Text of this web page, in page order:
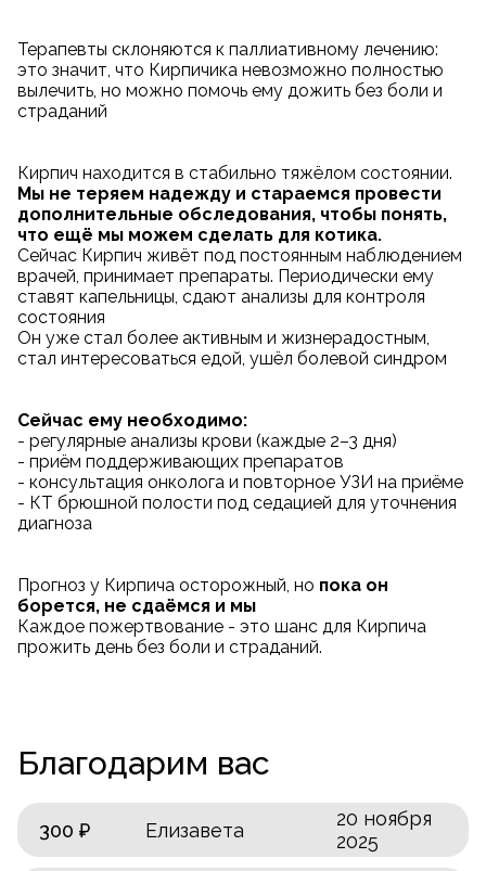
Терапевты склоняются к паллиативному лечению:
это значит, что Кирпичика невозможно полностью
вылечить, но можно помочь ему дожить без боли и
страданий
Кирпич находится в стабильно тяжёлом состоянии.
Мы не теряем надежду и стараемся провести
дополнительные обследования, чтобы понять,
что ещё мы можем сделать для котика.
Сейчас Кирпич живёт под постоянным наблюдением
врачей, принимает препараты. Периодически ему
ставят капельницы, сдают анализы для контроля
состояния
Он уже стал более активным и жизнерадостным,
стал интересоваться едой, ушёл болевой синдром
Сейчас ему необходимо:
- регулярные анализы крови (каждые 2–3 дня)
- приём поддерживающих препаратов
- консультация онколога и повторное УЗИ на приёме
- КТ брюшной полости под седацией для уточнения
диагноза
Прогноз у Кирпича осторожный, но пока он
борется, не сдаёмся и мы
Каждое пожертвование - это шанс для Кирпича
прожить день без боли и страданий.
Благодарим вас
300 ₽ Елизавета
20 ноября
2025